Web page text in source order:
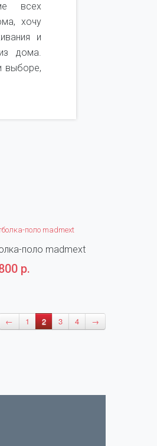
всех
хочу
и
дома.
выборе,
поло madmext
р.
← 1 2 3 4 →